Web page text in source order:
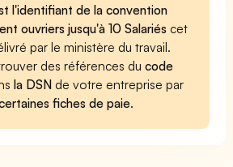
l'identifiant de la convention
ouvriers jusqu'à 10 Salariés cet
par le ministère du travail.
des références ducode
la DSN de votre entreprise par
fiches de paie.